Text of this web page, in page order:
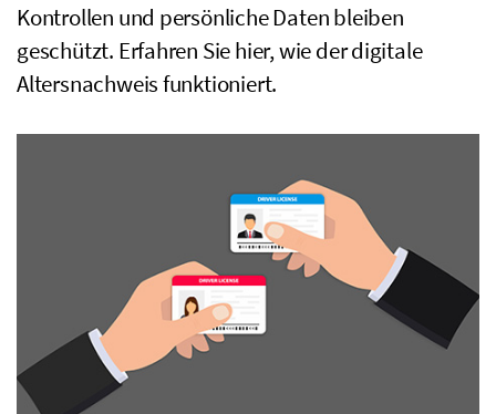
Kontrollen und persönliche Daten bleiben
geschützt. Erfahren Sie hier, wie der digitale
Altersnachweis funktioniert.